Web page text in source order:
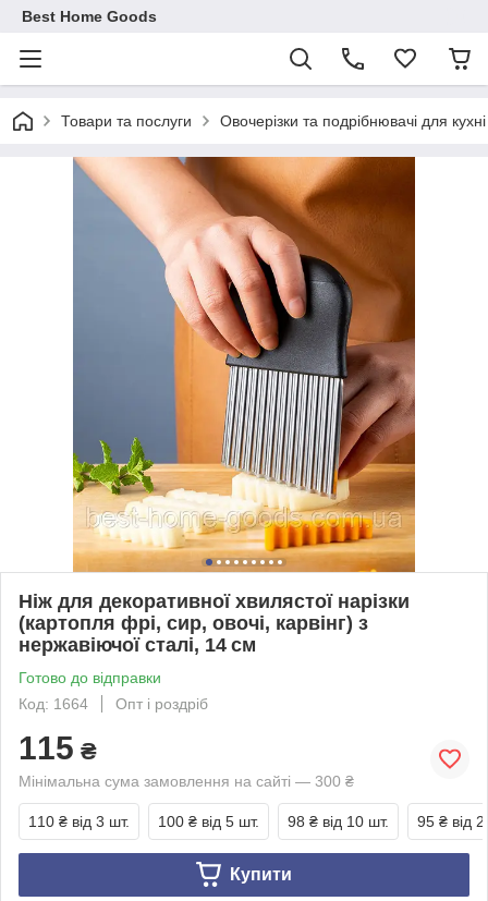
Best Home Goods
Товари та послуги Овочерізки та подрібнювачі для кухні
Ніж для декоративної хвилястої нарізки
(картопля фрі, сир, овочі, карвінг) з
нержавіючої сталі, 14 см
Готово до відправки
Код: 1664
Опт і роздріб
115 ₴
Мінімальна сума замовлення на сайті — 300 ₴
110 ₴ від 3 шт. 100 ₴ від 5 шт. 98 ₴ від 10 шт. 95 ₴ від
Купити